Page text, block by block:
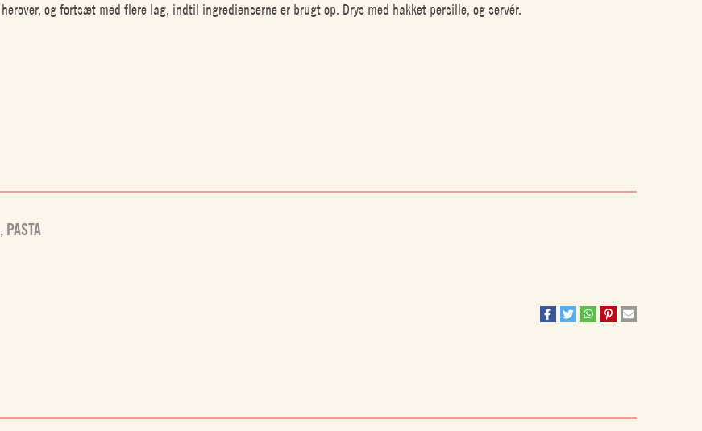
herover, og fortsæt med flere lag, indtil ingredienserne er brugt op. Drys med hakket persille, og servér.
, PASTA